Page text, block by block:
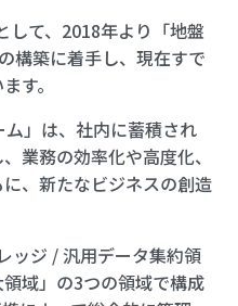
構築に着手し、現在すで
す。
業務の効率化や高度化、
、新たなビジネスの創造
域」の3つの領域で構成